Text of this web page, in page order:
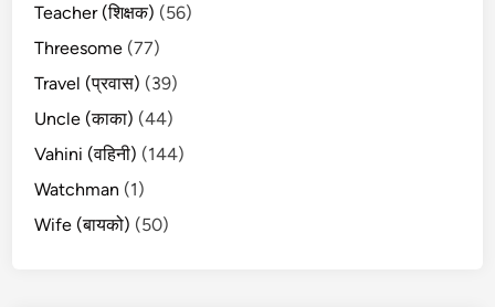
Teacher (शिक्षक) (56)
Threesome (77)
Travel (प्रवास) (39)
Uncle (काका) (44)
Vahini (वहिनी) (144)
Watchman (1)
Wife (बायको) (50)